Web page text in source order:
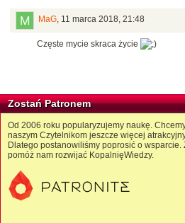
MaG, 11 marca 2018, 21:48
Częste mycie skraca życie
Zostań Patronem
Od 2006 roku popularyzujemy naukę.
naszym Czytelnikom jeszcze więcej
Dlatego postanowiliśmy poprosić o wsparcie.
pomóż nam rozwijać KopalnięWiedzy.